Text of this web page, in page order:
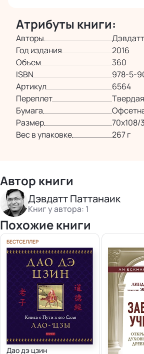
Атрибуты книги:
Авторы
Год издания
2016
Объем
360
ISBN
978-5-
Артикул
6564
Переплет
Твердая
Бумага
Размер
70х108/
Вес в упаковке
267 г
Автор книги
Дэвдатт Паттанаик
Книг у автора: 1
Похожие книги
БЕСТСЕЛЛЕР
Дао дэ цзин